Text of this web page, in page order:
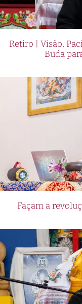
Retiro | Visão,
Buda
Façam a